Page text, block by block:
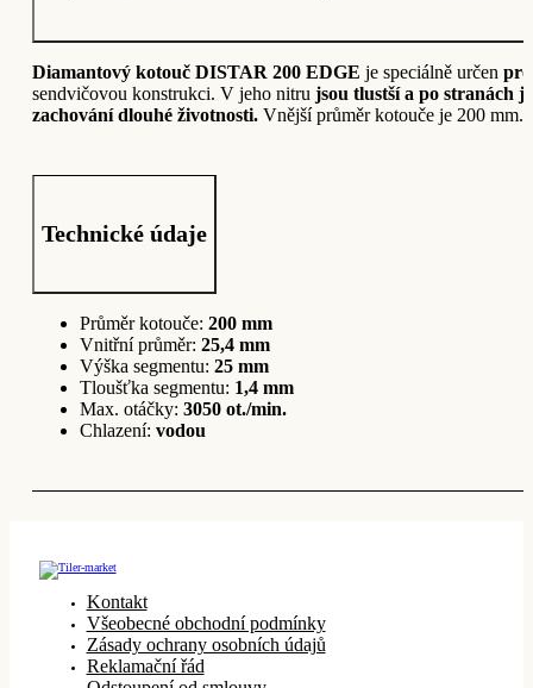
Diamantový kotouč DISTAR 200 EDGE je speciálně určen pro
sendvičovou konstrukci. V jeho nitru jsou tlustší a po stranách
zachování dlouhé životnosti.Vnější průměr kotouče je 200 mm.
Technické údaje
Průměr kotouče: 200 mm
Vnitřní průměr: 25,4 mm
Výška segmentu: 25 mm
Tloušťka segmentu: 1,4 mm
Max. otáčky: 3050 ot./min.
Chlazení: vodou
Kontakt
Všeobecné obchodní podmínky
Zásady ochrany osobních údajů
Reklamační řád